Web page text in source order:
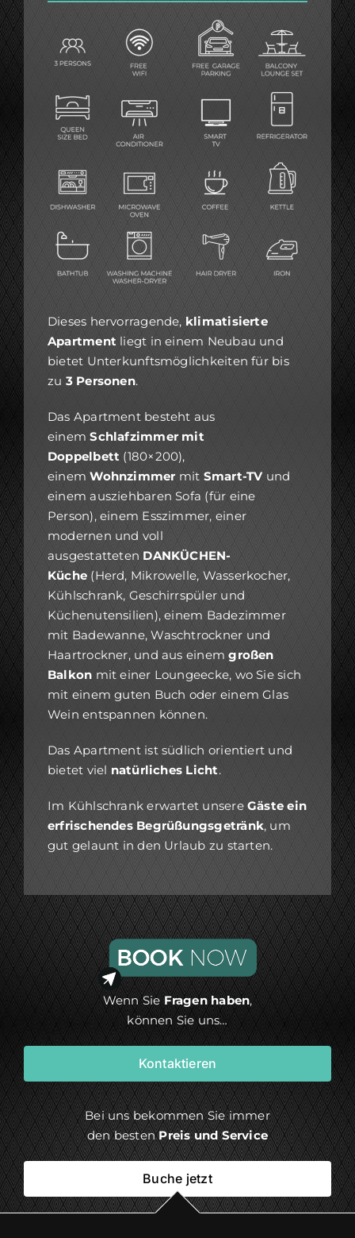
Dieses hervorragende, klimatisierte
Apartment liegt in einem Neubau und
bietet Unterkunftsmöglichkeiten für bis
zu 3 Personen.
Das Apartment besteht aus
einemSchlafzimmer mit
Doppelbett (180×200),
einemWohnzimmermit Smart-TV und
einem ausziehbaren Sofa (für eine
Person), einem Esszimmer, einer
modernen und voll
ausgestatteten DANKÜCHEN-
Küche (Herd, Mikrowelle, Wasserkocher,
Kühlschrank, Geschirrspüler und
Küchenutensilien), einem Badezimmer
mit Badewanne, Waschtrockner und
Haartrockner, und aus einemgroßen
Balkon mit einer Loungeecke, wo Sie sich
mit einem guten Buch oder einem Glas
Wein entspannen können.
Das Apartment ist südlich orientiert und
bietet viel natürliches Licht.
Im Kühlschrank erwartet unsere Gäste ein
erfrischendes Begrüßungsgetränk, um
gut gelaunt in den Urlaub zu starten.
Wenn SieFragen haben,
können Sie uns…
Kontaktieren
Bei uns bekommen Sie immer
den bestenPreis und Service
Buche jetzt